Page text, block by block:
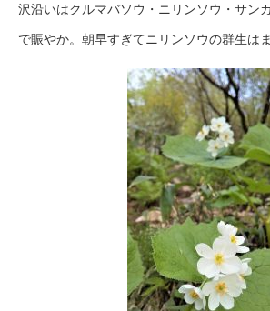
沢沿いはクルマバソウ・ニリンソウ・サン
で賑やか。朝早すぎてニリンソウの群生は